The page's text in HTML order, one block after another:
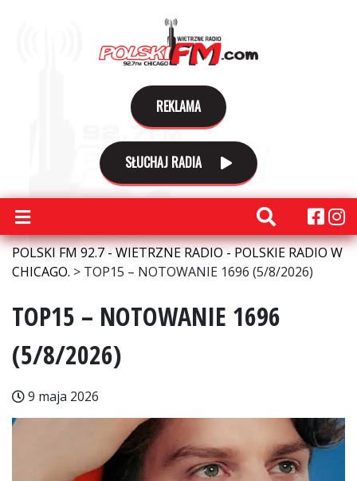
REKLAMA
SŁUCHAJ RADIA
POLSKI FM 92.7 - WIETRZNE RADIO - POLSKIE RADIO W
CHICAGO. > TOP15 – NOTOWANIE 1696 (5/8/2026)
TOP15 – NOTOWANIE 1696
(5/8/2026)
9 maja 2026